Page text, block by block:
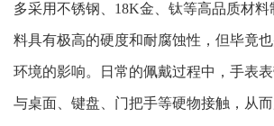
多采用不锈钢、18K金、钛等高品质材
料具有极高的硬度和耐腐蚀性，但毕竟
环境的影响。日常的佩戴过程中，手表
与桌面、键盘、门把手等硬物接触，从而